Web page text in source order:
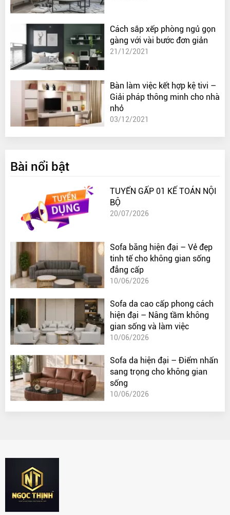
Cách sắp xếp phòng ngủ gọn
gàng với vài bước đơn giản
21/12/2021
Bàn làm việc kết hợp kệ tivi –
Giải pháp thông minh cho nhà
nhỏ
03/12/2021
Bài nổi bật
TUYỂN GẤP 01 KẾ TOÁN NỘI
BỘ
20/07/2026
Sofa băng hiện đại – Vẻ đẹp
tinh tế cho không gian sống
đẳng cấp
10/06/2026
Sofa da cao cấp phong cách
hiện đại – Nâng tầm không
gian sống và làm việc
10/06/2026
Sofa da hiện đại – Điểm nhấn
sang trọng cho không gian
sống
10/06/2026